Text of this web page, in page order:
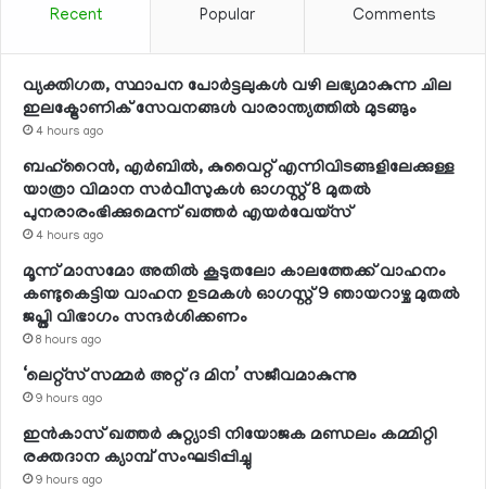
Recent Popular Comments
വ്യക്തിഗത, സ്ഥാപന പോര്‍ട്ടലുകള്‍ വഴി ലഭ്യമാകുന്ന ചില
ഇലക്ട്രോണിക് സേവനങ്ങള്‍ വാരാന്ത്യത്തില്‍ മുടങ്ങും
4 hours ago
ബഹ്റൈന്‍, എര്‍ബില്‍, കുവൈറ്റ് എന്നിവിടങ്ങളിലേക്കുള്ള
യാത്രാ വിമാന സര്‍വീസുകള്‍ ഓഗസ്റ്റ് 8 മുതല്‍
പുനരാരംഭിക്കുമെന്ന് ഖത്തര്‍ എയര്‍വേയ്സ്
4 hours ago
മൂന്ന് മാസമോ അതില്‍ കൂടുതലോ കാലത്തേക്ക് വാഹനം
കണ്ടുകെട്ടിയ വാഹന ഉടമകള്‍ ഓഗസ്റ്റ് 9 ഞായറാഴ്ച മുതല്‍
ജപ്തി വിഭാഗം സന്ദര്‍ശിക്കണം
8 hours ago
‘ലെറ്റ്‌സ് സമ്മര്‍ അറ്റ് ദ മിന’ സജീവമാകുന്നു
9 hours ago
ഇന്‍കാസ് ഖത്തര്‍ കുറ്റ്യാടി നിയോജക മണ്ഡലം കമ്മിറ്റി
രക്തദാന ക്യാമ്പ് സംഘടിപ്പിച്ചു
9 hours ago